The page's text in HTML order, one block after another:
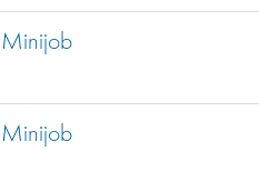
Minijob
Minijob